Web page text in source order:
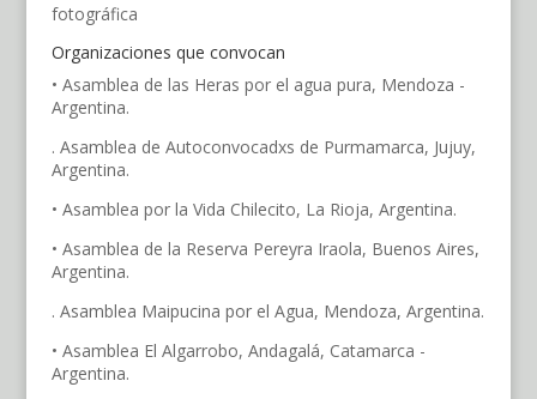
fotográfica
Organizaciones que convocan
• Asamblea de las Heras por el agua pura, Mendoza -
Argentina.
. Asamblea de Autoconvocadxs de Purmamarca, Jujuy,
Argentina.
• Asamblea por la Vida Chilecito, La Rioja, Argentina.
• Asamblea de la Reserva Pereyra Iraola, Buenos Aires,
Argentina.
. Asamblea Maipucina por el Agua, Mendoza, Argentina.
• Asamblea El Algarrobo, Andagalá, Catamarca -
Argentina.